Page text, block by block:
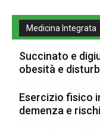
Medicina Integrata
Succinato e
obesità e
Esercizio fisico
demenza e